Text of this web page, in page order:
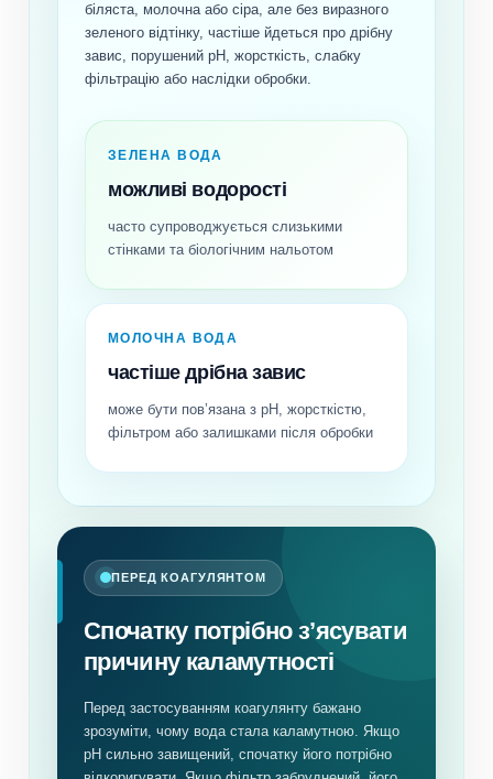
біляста, молочна або сіра, але без виразного
зеленого відтінку, частіше йдеться про дрібну
завис, порушений pH, жорсткість, слабку
фільтрацію або наслідки обробки.
ЗЕЛЕНА ВОДА
можливі водорості
часто супроводжується слизькими
стінками та біологічним нальотом
МОЛОЧНА ВОДА
частіше дрібна завис
може бути пов’язана з pH, жорсткістю,
фільтром або залишками після обробки
ПЕРЕД КОАГУЛЯНТОМ
Спочатку потрібно з’ясувати
причину каламутності
Перед застосуванням коагулянту бажано
зрозуміти, чому вода стала каламутною. Якщо
pH сильно завищений, спочатку його потрібно